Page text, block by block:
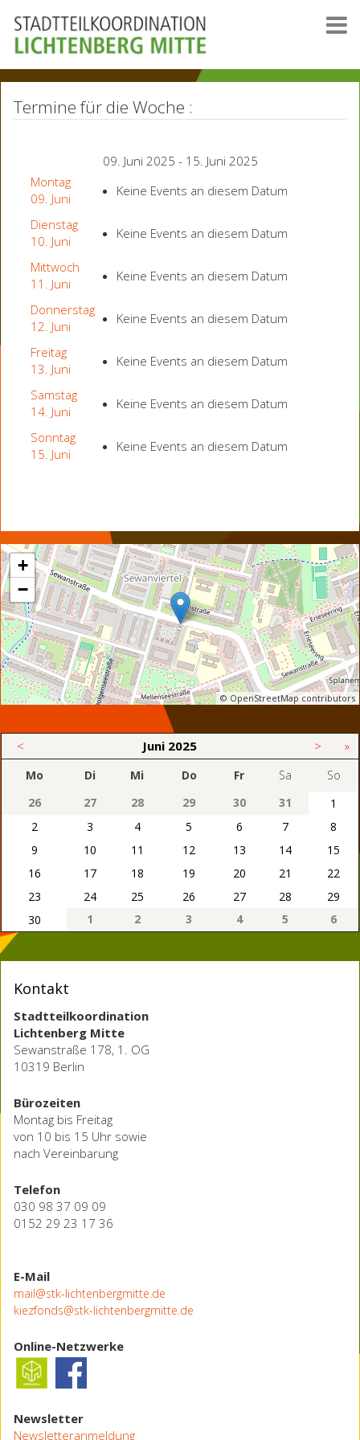
Termine für die Woche :
09. Juni 2025 - 15. Juni 2025
Montag
09. Juni
Keine Events an diesem Datum
Dienstag
10. Juni
Keine Events an diesem Datum
Mittwoch
11. Juni
Keine Events an diesem Datum
Donnerstag
12. Juni
Keine Events an diesem Datum
Freitag
13. Juni
Keine Events an diesem Datum
Samstag
14. Juni
Keine Events an diesem Datum
Sonntag
15. Juni
Keine Events an diesem Datum
+
−
© OpenStreetMap contributors
< Juni 2025 > »
Mo Di Mi Do Fr Sa
So
26
27 28 29 30 31
1
2
3 4 5 6 7
8
9
10 11 12 13 14
15
16
17 18 19 20 21
22
23
24 25 26 27 28
29
30
1 2 3 4 5 6
Kontakt
Stadtteilkoordination
Lichtenberg Mitte
Sewanstraße 178, 1. OG
10319 Berlin
Bürozeiten
Montag bis Freitag
von 10 bis 15 Uhr sowie
nach Vereinbarung
Telefon
030 98 37 09 09
0152 29 23 17 36
E-Mail
mail@stk-lichtenbergmitte.de
kiezfonds@stk-lichtenbergmitte.de
Online-Netzwerke
Newsletter
Newsletteranmeldung